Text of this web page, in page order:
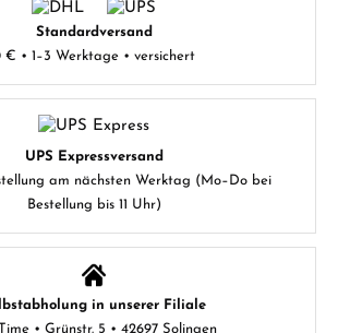
Standardversand
€ • 1–3 Werktage • versichert
UPS Expressversand
am nächsten Werktag (Mo–Do bei
Bestellung bis 11 Uhr)
in unserer Filiale
• Grünstr. 5 • 42697 Solingen